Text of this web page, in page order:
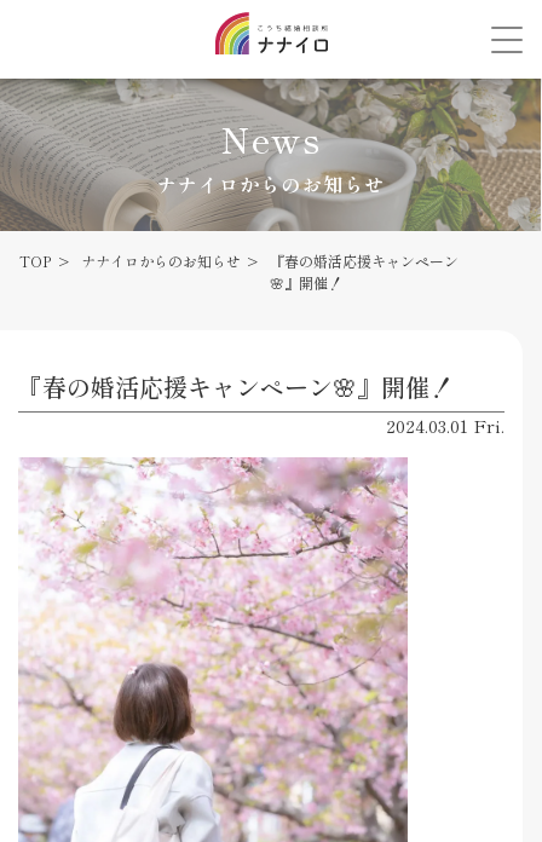
News
ナナイロからのお知らせ
TOP ナナイロからのお知らせ
『春の婚活応援キャンペーン
🌸』開催！
『春の婚活応援キャンペーン🌸』開催！
2024.03.01 Fri.